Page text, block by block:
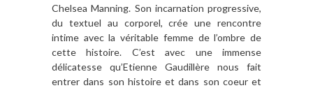
Chelsea Manning. Son incarnation progressive,
du textuel au corporel, crée une rencontre
intime avec la véritable femme de l’ombre de
cette histoire. C’est avec une immense
délicatesse qu’Etienne Gaudillère nous fait
entrer dans son histoire et dans son coeur et